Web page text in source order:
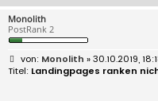
Monolith
PostRank 2
B
e
Monolith » 30.10.2019,
Landingpages ranken